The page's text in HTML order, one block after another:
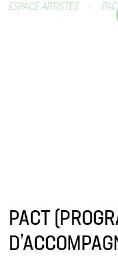
ESPACE ARTISTES
PACT